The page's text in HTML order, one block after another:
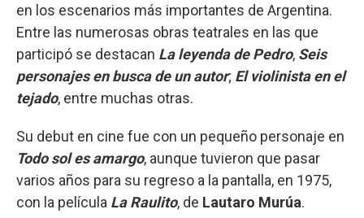
en los escenarios más importantes de Argentina.
Entre las numerosas obras teatrales en las que
participó se destacan La leyenda de Pedro, Seis
personajes en busca de un autor; El violinista en el
tejado, entre muchas otras.
Su debut en cine fue con un pequeño personaje en
Todo sol es amargo, aunque tuvieron que pasar
varios años para su regreso a la pantalla, en 1975,
con la película La Raulito, de Lautaro Murúa.